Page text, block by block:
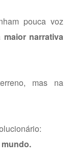
pouca voz
narrativa
mas na